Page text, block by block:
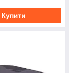
Купити